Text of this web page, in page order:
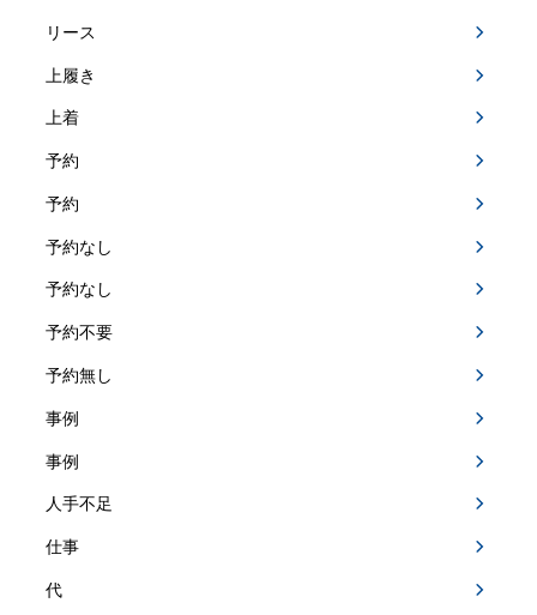
リース
上履き
上着
予約
予約
予約なし
予約なし
予約不要
予約無し
事例
事例
人手不足
仕事
代